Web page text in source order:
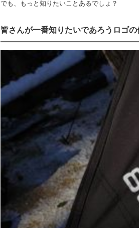
でも、もっと知りたいことあるでしょ？
皆さんが一番知りたいであろうロゴの